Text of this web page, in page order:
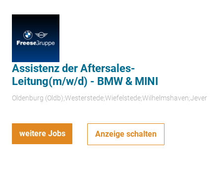
Assistenz der Aftersales-
Leitung(m/w/d) - BMW & MINI
Oldenburg (Oldb);Westerstede;Wiefelstede;Wilhelmshaven;Jever
weitere Jobs Anzeige schalten